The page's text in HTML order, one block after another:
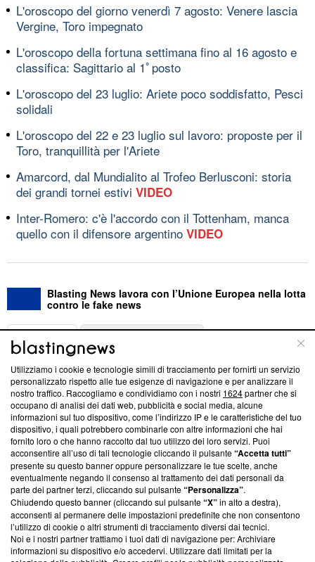
L'oroscopo del giorno venerdì 7 agosto: Venere lascia
Vergine, Toro impegnato
L'oroscopo della fortuna settimana fino al 16 agosto e
classifica: Sagittario al 1ﾟposto
L'oroscopo del 23 luglio: Ariete poco soddisfatto, Pesci
solidali
L'oroscopo del 22 e 23 luglio sul lavoro: proposte per il
Toro, tranquillità per l'Ariete
Amarcord, dal Mundialito al Trofeo Berlusconi: storia
dei grandi tornei estivi VIDEO
Inter-Romero: c'è l'accordo con il Tottenham, manca
quello con il difensore argentino VIDEO
Blasting News lavora con l’Unione Europea nella lotta
contro le fake news
ABOUT
Questa sezione offre informazioni trasparenti su Blasting
News, sui nostri processi editoriali e su come ci impegniamo a
creare news di qualità. Inoltre, afferma la nostra aderenza a
‘Trust Project - News with Integrity’Blasting News non è
ancora membro del programma, ma ha richiesto di farne
parte; Trust Project non ha ancora effettuato una verifica di
conformità agli standard.
Su di noi
Team editoriale
Corporate
Utilizziamo i cookie e tecnologie simili di tracciamento per fornirti un servizio
personalizzato rispetto alle tue esigenze di navigazione e per analizzare il
nostro traffico. Raccogliamo e condividiamo con i nostri 1624partner che si
occupano di analisi dei dati web, pubblicità e social media, alcune
informazioni sul tuo dispositivo, come l’indirizzo IP e le caratteristiche del tuo
dispositivo, i quali potrebbero combinarle con altre informazioni che hai
fornito loro o che hanno raccolto dal tuo utilizzo dei loro servizi. Puoi
acconsentire all’uso di tali tecnologie cliccando il pulsante“Accetta tutti”
presente su questo banner oppure personalizzare le tue scelte, anche
eventualmente negando il consenso al trattamento dei dati personali da
parte dei partner terzi, cliccando sul pulsante“Personalizza”.
Chiudendo questo banner (cliccando sul pulsante“X”in alto a destra),
acconsenti al permanere delle impostazioni predefinite che non consentono
l’utilizzo di cookie o altri strumenti di tracciamento diversi dai tecnici.
Noi e i nostri partner trattiamo i tuoi dati di navigazione per: Archiviare
informazioni su dispositivo e/o accedervi. Utilizzare dati limitati per la